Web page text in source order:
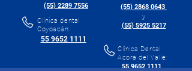
(55) 2289 7556
Clínica dental
Coyoacán:
55 9652 1111
(55) 2868 0643
y
(55) 5925 5217
Clínica Dental
Acora del Valle:
55 9652 1111